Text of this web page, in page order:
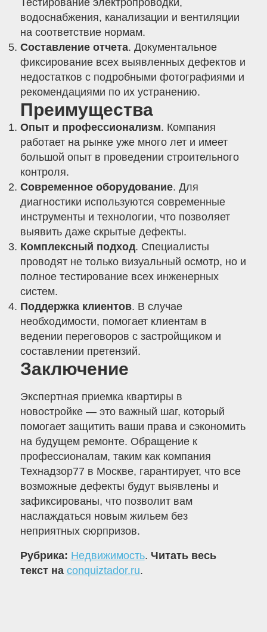
водоснабжения, канализации и вентиляции
на соответствие нормам.
Составление отчета. Документальное
фиксирование всех выявленных дефектов и
недостатков с подробными фотографиями и
рекомендациями по их устранению.
Преимущества
Опыт и профессионализм. Компания
работает на рынке уже много лет и имеет
большой опыт в проведении строительного
контроля.
Современное оборудование. Для
диагностики используются современные
инструменты и технологии, что позволяет
выявить даже скрытые дефекты.
Комплексный подход. Специалисты
проводят не только визуальный осмотр, но и
полное тестирование всех инженерных
систем.
Поддержка клиентов. В случае
необходимости, помогает клиентам в
ведении переговоров с застройщиком и
составлении претензий.
Заключение
Экспертная приемка квартиры в
новостройке — это важный шаг, который
помогает защитить ваши права и сэкономить
на будущем ремонте. Обращение к
профессионалам, таким как компания
Технадзор77 в Москве, гарантирует, что все
возможные дефекты будут выявлены и
зафиксированы, что позволит вам
наслаждаться новым жильем без
неприятных сюрпризов.
Рубрика: Недвижимость. Читать весь
текст на conquiztador.ru.